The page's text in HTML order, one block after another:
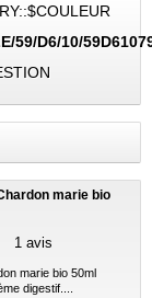
59/D6/10/
marie bio
1 avis
marie bio 50ml
digestif....